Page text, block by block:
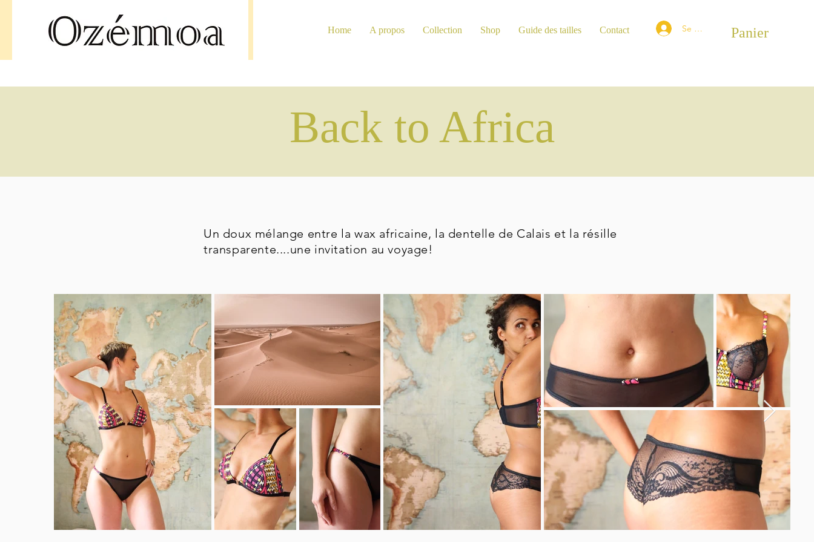
Panier
Home A propos Collection Shop Guide des tailles Contact Se connecter
Back to Africa
Un doux mélange entre la wax africaine, la dentelle de Calais et la résille
transparente....une invitation au voyage!